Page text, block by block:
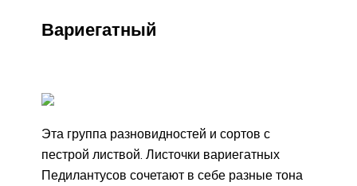
Вариегатный
Эта группа разновидностей и сортов с
пестрой листвой. Листочки вариегатных
Педилантусов сочетают в себе разные тона